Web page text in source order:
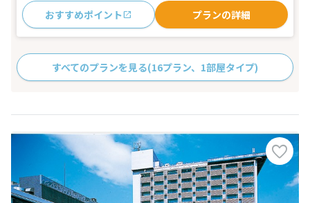
おすすめポイント プランの詳細
すべてのプランを見る(16プラン、1部屋タイプ)